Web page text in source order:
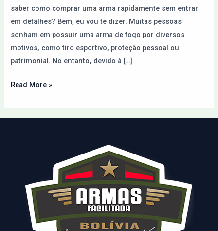
saber como comprar uma arma rapidamente sem entrar
em detalhes? Bem, eu vou te dizer. Muitas pessoas
sonham em possuir uma arma de fogo por diversos
motivos, como tiro esportivo, proteção pessoal ou
patrimonial. No entanto, devido à […]
Read More »